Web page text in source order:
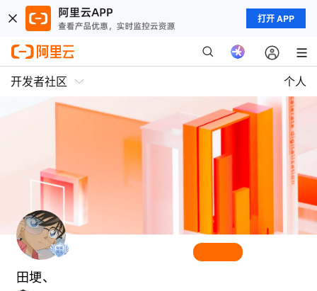
打开 APP
开发者社区 个人
田埂、